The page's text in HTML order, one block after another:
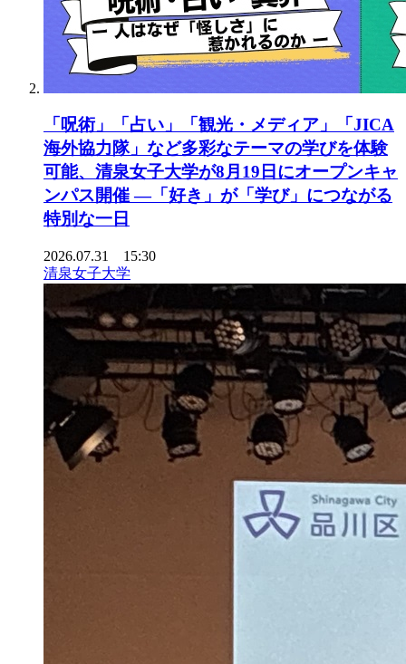
「呪術」「占い」「観光・メディア」「JICA
海外協力隊」など多彩なテーマの学びを体験
可能、清泉女子大学が8月19日にオープンキャ
ンパス開催 ―「好き」が「学び」につながる
特別な一日
2026.07.31 15:30
清泉女子大学